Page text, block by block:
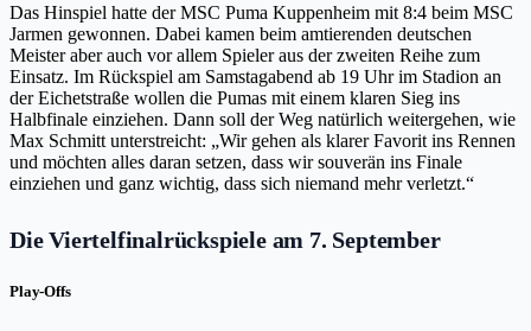
Das Hinspiel hatte der MSC Puma Kuppenheim mit 8:4 beim MSC
Jarmen gewonnen. Dabei kamen beim amtierenden deutschen
Meister aber auch vor allem Spieler aus der zweiten Reihe zum
Einsatz. Im Rückspiel am Samstagabend ab 19 Uhr im Stadion an
der Eichetstraße wollen die Pumas mit einem klaren Sieg ins
Halbfinale einziehen. Dann soll der Weg natürlich weitergehen, wie
Max Schmitt unterstreicht: „Wir gehen als klarer Favorit ins Rennen
und möchten alles daran setzen, dass wir souverän ins Finale
einziehen und ganz wichtig, dass sich niemand mehr verletzt.“
Die Viertelfinalrückspiele am 7. September
Play-Offs